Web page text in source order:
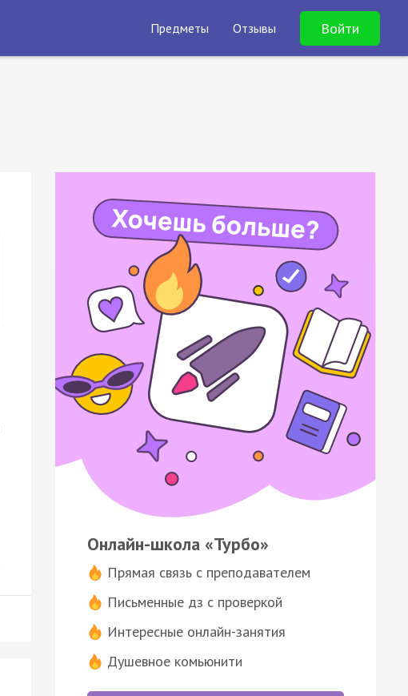
Предметы Отзывы Войти
Онлайн-школа «Турбо»
Прямая связь с преподавателем
Письменные дз с проверкой
Интересные онлайн-занятия
Душевное комьюнити